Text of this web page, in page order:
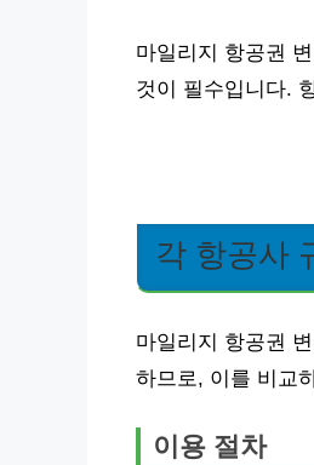
마일리지 항공권
것이 필수입니다.
각 항공사
마일리지 항공권
하므로, 이를 비교
이용 절차